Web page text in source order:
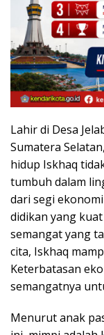
Lahir di Desa
Sumatera
hidup Iskhaq
tumbuh dalam
dari segi
didikan yang
semangat yang
cita, Iskhaq
Keterbatasan
semangatnya
Menurut anak